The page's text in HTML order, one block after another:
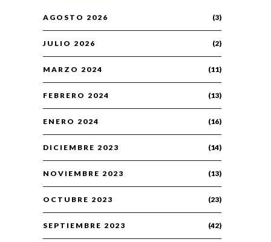
AGOSTO 2026 (3)
JULIO 2026 (2)
MARZO 2024 (11)
FEBRERO 2024 (13)
ENERO 2024 (16)
DICIEMBRE 2023 (14)
NOVIEMBRE 2023 (13)
OCTUBRE 2023 (23)
SEPTIEMBRE 2023 (42)